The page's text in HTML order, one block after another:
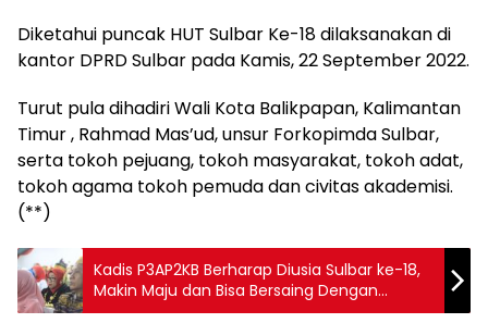
Diketahui puncak HUT Sulbar Ke-18 dilaksanakan di
kantor DPRD Sulbar pada Kamis, 22 September 2022.
Turut pula dihadiri Wali Kota Balikpapan, Kalimantan
Timur , Rahmad Mas’ud, unsur Forkopimda Sulbar,
serta tokoh pejuang, tokoh masyarakat, tokoh adat,
tokoh agama tokoh pemuda dan civitas akademisi.
(**)
Kadis P3AP2KB Berharap Diusia Sulbar ke-18,
Makin Maju dan Bisa Bersaing Dengan
Provinsi Lainnya